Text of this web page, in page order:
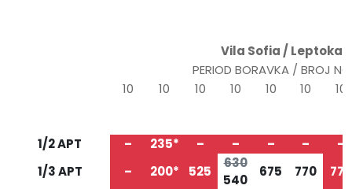
Vila Sofia /
PERIOD BORAVKA / BROJ
10
10 10 10 10 10
10
1/2 APT
– 235* – – – –
–
1/3 APT
– 200* 525
630
540
675 770 770